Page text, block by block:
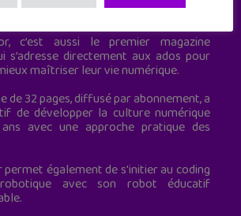
des adolescents.
c’est aussi le premier magazine
s’adresse directement aux ados pour
maîtriser leur vie numérique.
de 32 pages, diffusé par abonnement, a
de développer la culture numérique
avec une approche pratique des
permet également de s'initier au coding
avec son robot éducatif